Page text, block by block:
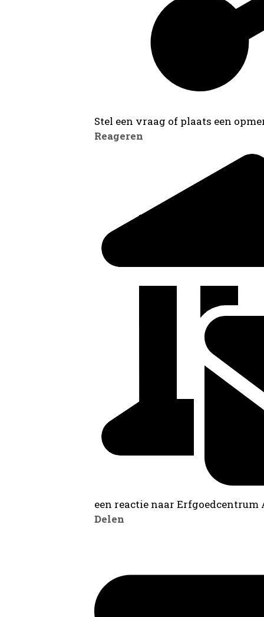
Stel een vraag of plaats een
Reageren
een reactie naar
Delen